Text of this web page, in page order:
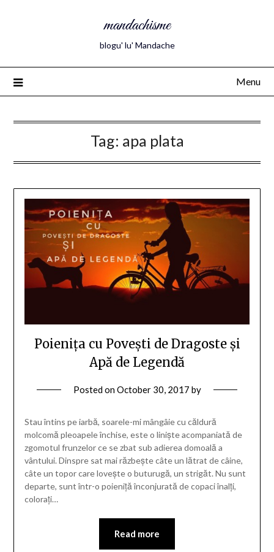
mandachisme
blogu' lu' Mandache
Menu
Tag: apa plata
Poienița cu Povești de Dragoste și
Apă de Legendă
Posted onOctober 30, 2017 by
Stau întins pe iarbă, soarele-mi mângâie cu căldură
molcomă pleoapele închise, este o liniște acompaniată de
zgomotul frunzelor ce se zbat sub adierea domoală a
vântului. Dinspre sat mai răzbește câte un lătrat de câine,
câte un topor care lovește o buturugă, un strigăt. Nu sunt
departe, sunt într-o poieniță înconjurată de copaci înalți,
colorați…
Read more